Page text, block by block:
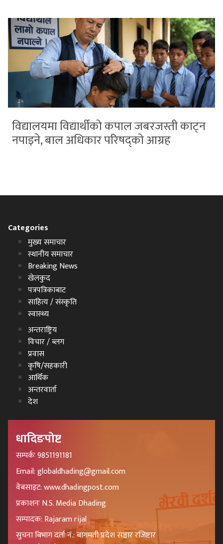
विद्यालयमा विद्यार्थीको कपाल जबरजस्ती काट्न
नपाइने, बाल अधिकार परिषद्को आग्रह
Categories
मुख्य समाचार
स्थानीय समाचार
Breaking News
खेलकुद
पत्रपत्रिकाबाट
साहित्य / संस्कृति
स्वास्थ्य
अन्तराष्ट्रिय
विचार / ब्लग
प्रवास
कृषि/सहकारी
आर्थिक
अन्तरवार्ता
देश
धादिङपोष्ट
सम्पर्कः 9851191181
Email: globaldhading@gmail.com
वेबसाइट: www.dhadingpost.com
प्रकाशनः N.S. Media Dhading
सम्पादक: Rajaram rijal
सुचना बिभाग दर्ता नं.: बागमती प्रदेश सञ्चार रजिष्टार